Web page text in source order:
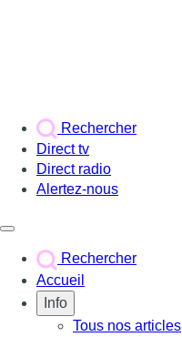
Rechercher
Direct tv
Direct radio
Alertez-nous
Rechercher
Accueil
Info
Tous nos articles